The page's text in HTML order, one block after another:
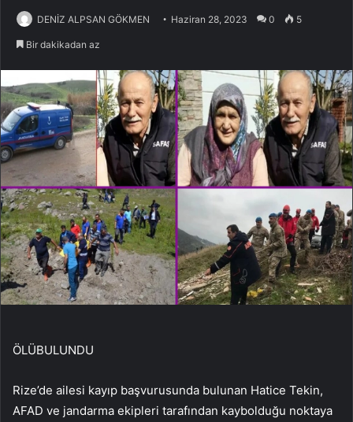
DENİZ ALPSAN GÖKMEN Haziran 28, 2023 0 5
Bir dakikadan az
ÖLÜBULUNDU
Rize’de ailesi kayıp başvurusunda bulunan Hatice Tekin,
AFAD ve jandarma ekipleri tarafından kaybolduğu noktaya